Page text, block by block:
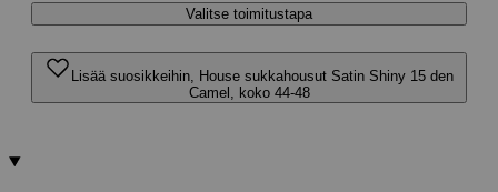
Valitse toimitustapa
Lisää suosikkeihin, House sukkahousut Satin Shiny 15 den
Camel, koko 44-48